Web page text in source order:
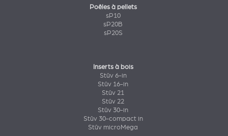
Poêles à pellets
sP10
sP20B
sP20S
Inserts à bois
Stûv 6-in
Stûv 16-in
Stûv 21
Stûv 22
Stûv 30-in
Stûv 30-compact in
Stûv microMega